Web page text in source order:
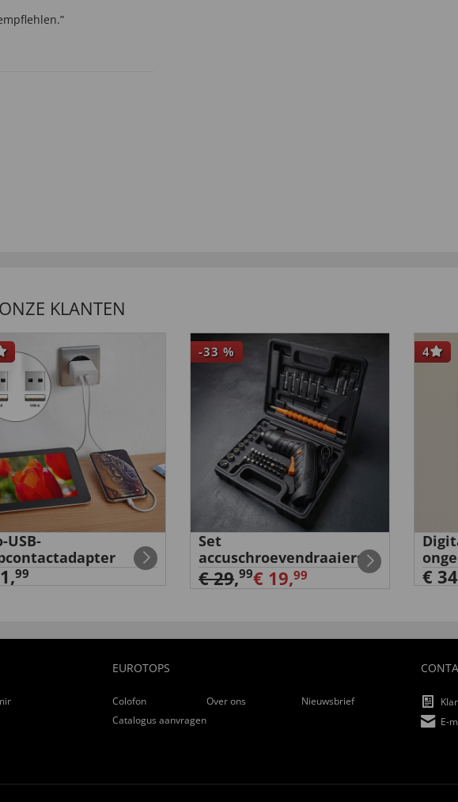
Jahreszeit. Angenehmer
KLANTEN
USB-
99
-33 %
Set
accuschroevendraaiers
€ 29,99€ 19,99
4
€
EUROTOPS
Colofon Over ons
Nieuwsbrief
Catalogus aanvragen
E-